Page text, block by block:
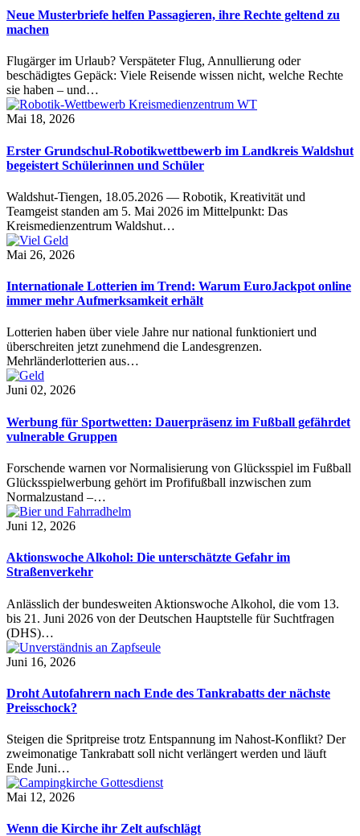
Neue Musterbriefe helfen Passagieren, ihre Rechte geltend zu
machen
Flugärger im Urlaub? Verspäteter Flug, Annullierung oder
beschädigtes Gepäck: Viele Reisende wissen nicht, welche Rechte
sie haben – und…
Mai 18, 2026
Erster Grundschul-Robotikwettbewerb im Landkreis Waldshut
begeistert Schülerinnen und Schüler
Waldshut-Tiengen, 18.05.2026 — Robotik, Kreativität und
Teamgeist standen am 5. Mai 2026 im Mittelpunkt: Das
Kreismedienzentrum Waldshut…
Mai 26, 2026
Internationale Lotterien im Trend: Warum EuroJackpot online
immer mehr Aufmerksamkeit erhält
Lotterien haben über viele Jahre nur national funktioniert und
überschreiten jetzt zunehmend die Landesgrenzen.
Mehrländerlotterien aus…
Juni 02, 2026
Werbung für Sportwetten: Dauerpräsenz im Fußball gefährdet
vulnerable Gruppen
Forschende warnen vor Normalisierung von Glücksspiel im Fußball
Glücksspielwerbung gehört im Profifußball inzwischen zum
Normalzustand –…
Juni 12, 2026
Aktionswoche Alkohol: Die unterschätzte Gefahr im
Straßenverkehr
Anlässlich der bundesweiten Aktionswoche Alkohol, die vom 13.
bis 21. Juni 2026 von der Deutschen Hauptstelle für Suchtfragen
(DHS)…
Juni 16, 2026
Droht Autofahrern nach Ende des Tankrabatts der nächste
Preisschock?
Steigen die Spritpreise trotz Entspannung im Nahost-Konflikt? Der
zweimonatige Tankrabatt soll nicht verlängert werden und läuft
Ende Juni…
Mai 12, 2026
Wenn die Kirche ihr Zelt aufschlägt